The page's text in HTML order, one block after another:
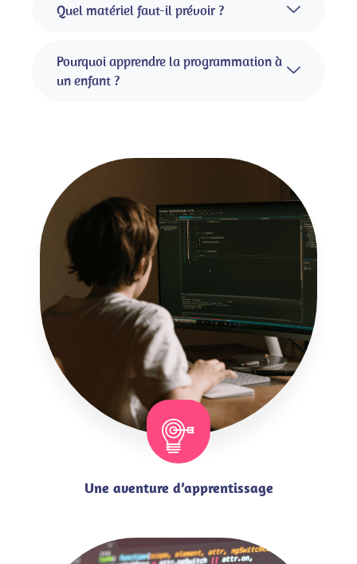
Quel matériel faut-il prévoir ?
Pourquoi apprendre la programmation à
un enfant ?
Une aventure d’apprentissage